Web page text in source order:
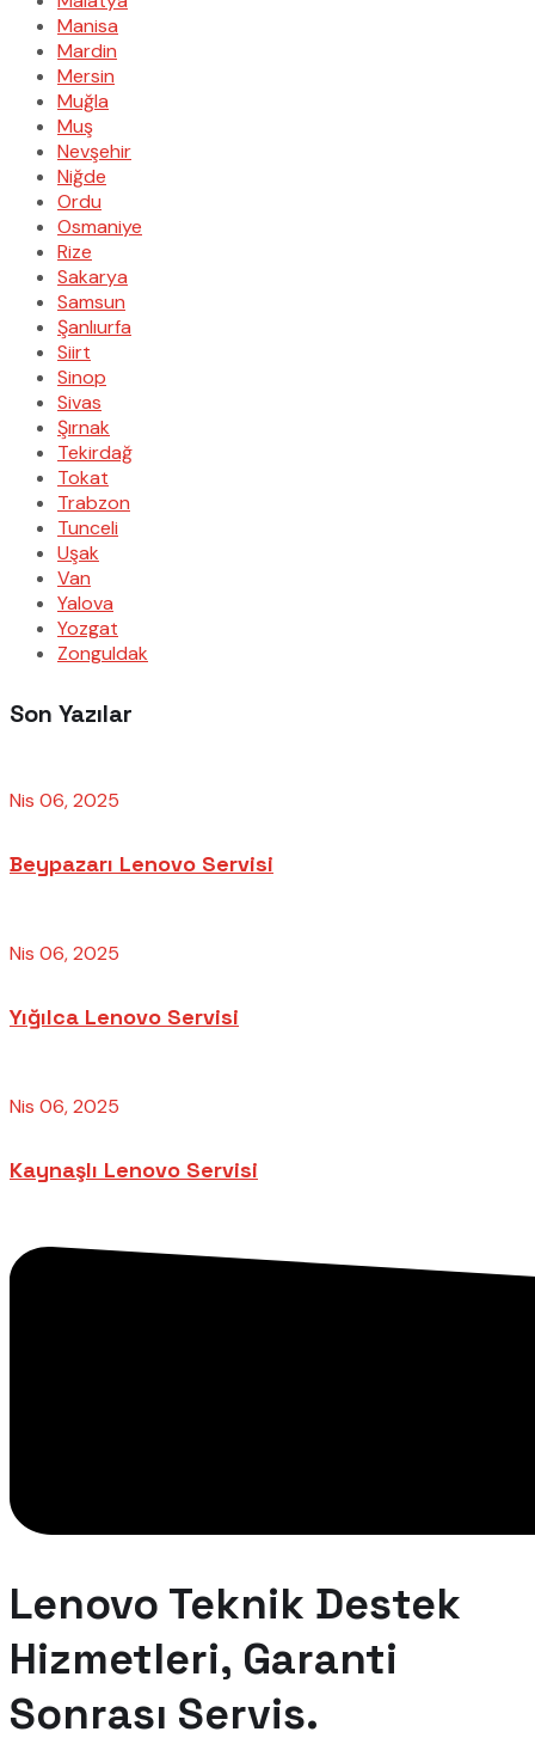
Manisa
Mardin
Mersin
Muğla
Muş
Nevşehir
Niğde
Ordu
Osmaniye
Rize
Sakarya
Samsun
Şanlıurfa
Siirt
Sinop
Sivas
Şırnak
Tekirdağ
Tokat
Trabzon
Tunceli
Uşak
Van
Yalova
Yozgat
Zonguldak
Son Yazılar
Nis 06, 2025
Beypazarı Lenovo Servisi
Nis 06, 2025
Yığılca Lenovo Servisi
Nis 06, 2025
Kaynaşlı Lenovo Servisi
Lenovo Teknik Destek
Hizmetleri, Garanti
Sonrası Servis.